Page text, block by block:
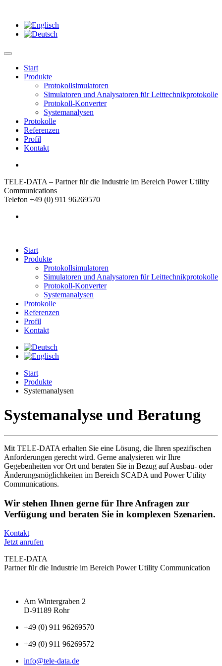
Start
Produkte
Protokollsimulatoren
Simulatoren und Analysatoren für Leittechnikprotokolle
Protokoll-Konverter
Systemanalysen
Protokolle
Referenzen
Profil
Kontakt
TELE-DATA – Partner für die Industrie im Bereich Power Utility
Communications
Telefon +49 (0) 911 96269570
Start
Produkte
Protokollsimulatoren
Simulatoren und Analysatoren für Leittechnikprotokolle
Protokoll-Konverter
Systemanalysen
Protokolle
Referenzen
Profil
Kontakt
Start
Produkte
Systemanalysen
Systemanalyse und Beratung
Mit TELE-DATA erhalten Sie eine Lösung, die Ihren spezifischen
Anforderungen gerecht wird. Gerne analysieren wir Ihre
Gegebenheiten vor Ort und beraten Sie in Bezug auf Ausbau- oder
Änderungsmöglichkeiten im Bereich SCADA und Power Utility
Communications.
Wir stehen Ihnen gerne für Ihre Anfragen zur
Verfügung und beraten Sie in komplexen Szenarien.
Kontakt
Jetzt anrufen
TELE-DATA
Partner für die Industrie im Bereich Power Utility Communication
Am Wintergraben 2
D-91189 Rohr
+49 (0) 911 96269570
+49 (0) 911 96269572
info@tele-data.de